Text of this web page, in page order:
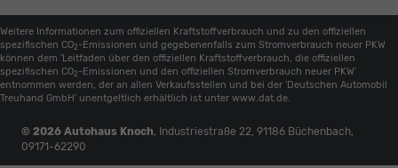
Weitere Informationen zum offiziellen Kraftstoffverbrauch und zu den offiziellen
spezifischen CO2 -Emissionen und gegebenenfalls zum Stromverbrauch neuer PKW
können dem 'Leitfaden über den offiziellen Kraftstoffverbrauch, die offiziellen
spezifischen CO2 -Emissionen und den offiziellen Stromverbrauch neuer PKW'
entnommen werden, der an allen Verkaufsstellen und bei der 'Deutschen Automobil
Treuhand GmbH' unentgeltlich erhältlich ist unter www.dat.de.
© 2026 Autohaus Knoch, Industriestraße 22, 91186 Büchenbach,
09171-62290